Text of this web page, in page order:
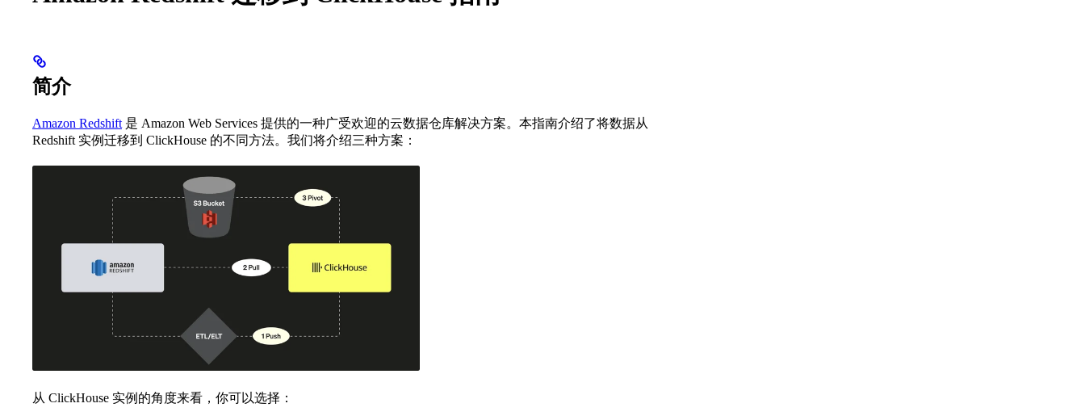
简介
Amazon Redshift 是 Amazon Web Services 提供的一种广受欢迎的云数据仓库解决方案。本指南介绍了将数据从
Redshift 实例迁移到 ClickHouse 的不同方法。我们将介绍三种方案：
从 ClickHouse 实例的角度来看，你可以选择：